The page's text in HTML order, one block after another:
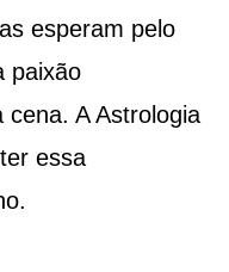
esperam pelo
paixão
A Astrologia
essa